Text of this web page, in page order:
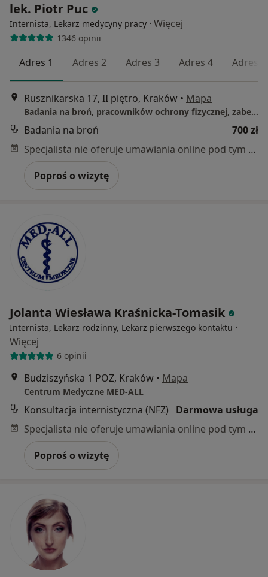
lek. Piotr Puc
Internista, Lekarz medycyny pracy · Więcej
1346 opinii
Adres 1 Adres 2 Adres 3 Adres 4 Adres 5
Rusznikarska 17, II piętro, Kraków • Mapa
Badania na broń, pracowników ochrony fizycznej, zabezpieczenie technicznego, detektywów
Badania na broń
700 zł
Specjalista nie oferuje umawiania online pod tym adresem.
Poproś o wizytę
Jolanta Wiesława Kraśnicka-Tomasik
Internista, Lekarz rodzinny, Lekarz pierwszego kontaktu ·
Więcej
6 opinii
Budziszyńska 1 POZ, Kraków • Mapa
Centrum Medyczne MED-ALL
Konsultacja internistyczna (NFZ)
Darmowa usługa
Specjalista nie oferuje umawiania online pod tym adresem.
Poproś o wizytę